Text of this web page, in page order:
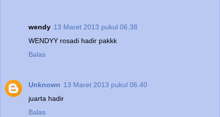
wendy 13 Maret 2013 pukul 06.38
WENDYY rosadi hadir pakkk
Balas
Unknown 13 Maret 2013 pukul 06.40
juarta hadir
Balas